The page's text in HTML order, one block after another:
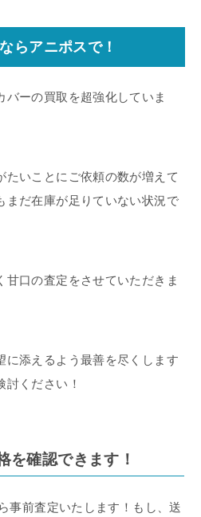
らアニポスで！
バーの買取を超強化していま
たいことにご依頼の数が増えて
まだ在庫が足りていない状況で
甘口の査定をさせていただきま
に添えるよう最善を尽くします
討ください！
を確認できます！
事前査定いたします！もし、送